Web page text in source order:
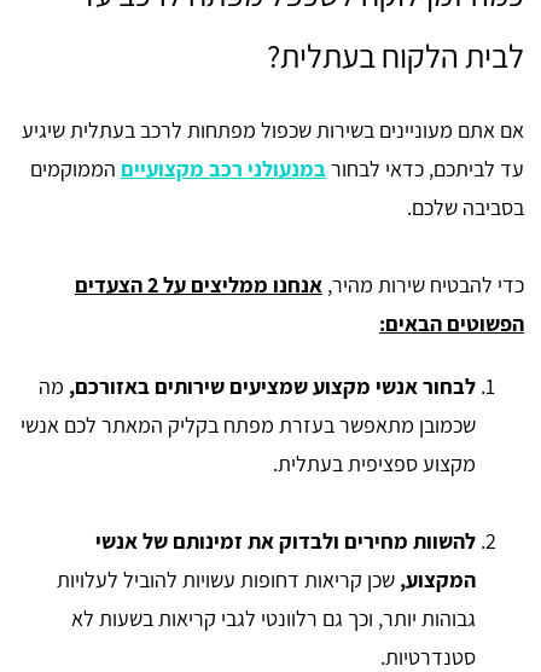
לבית הלקוח בעתלית?
אם אתם מעוניינים בשירות שכפול מפתחות לרכב בעתלית שיגיע
עד לביתכם, כדאי לבחורבמנעולני רכב מקצועיים הממוקמים
בסביבה שלכם.
כדי להבטיח שירות מהיר,
אנחנו ממליצים על 2 הצעדים
הפשוטים הבאים:
לבחור אנשי מקצוע שמציעים שירותים באזורכם, מה
שכמובן מתאפשר בעזרת מפתח בקליק המאתר לכם אנשי
מקצוע ספציפית בעתלית.
להשוות מחירים ולבדוק את זמינותם של אנשי
המקצוע, שכן קריאות דחופות עשויות להוביל לעלויות
גבוהות יותר, וכך גם רלוונטי לגבי קריאות בשעות לא
סטנדרטיות.